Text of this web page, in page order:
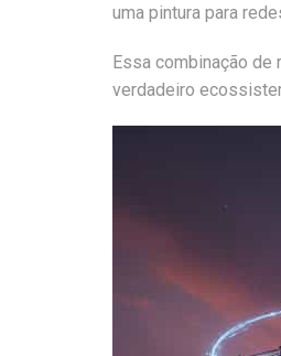
uma pintura para
Essa combinação de
verdadeiro